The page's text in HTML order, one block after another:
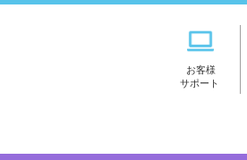
お客様
サポート